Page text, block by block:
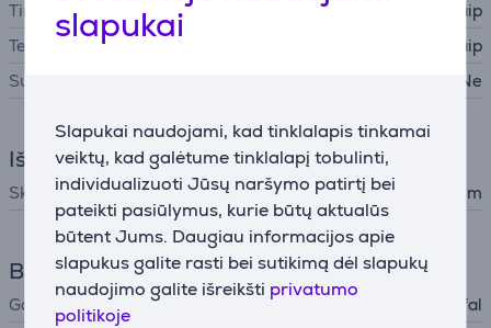
slapukai
Slapukai naudojami, kad tinklalapis tinkamai
veiktų, kad galėtume tinklalapį tobulinti,
individualizuoti Jūsų naršymo patirtį bei
pateikti pasiūlymus, kurie būtų aktualūs
būtent Jums. Daugiau informacijos apie
slapukus galite rasti bei sutikimą dėl slapukų
naudojimo galite išreikšti privatumo
politikoje
Tinka plauti indaplovėje
Taip
Temperatūros indikatorius
Taip
Su dangčiu
Ne
Išmatavimai
Skersmuo 28 cm
Bendri parametrai
Gamintojas
Tefal